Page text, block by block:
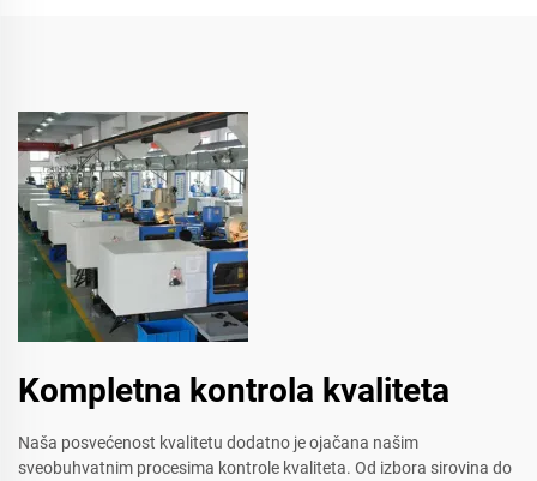
Kompletna kontrola kvaliteta
Naša posvećenost kvalitetu dodatno je ojačana našim
sveobuhvatnim procesima kontrole kvaliteta. Od izbora sirovina do